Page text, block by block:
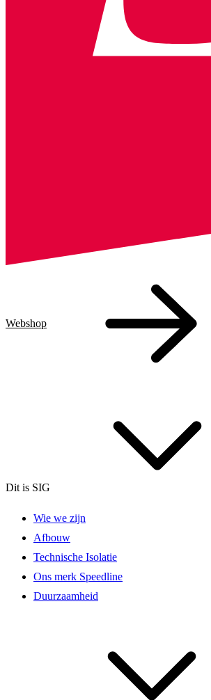
Webshop
Dit is SIG
Wie we zijn
Afbouw
Technische Isolatie
Ons merk Speedline
Duurzaamheid